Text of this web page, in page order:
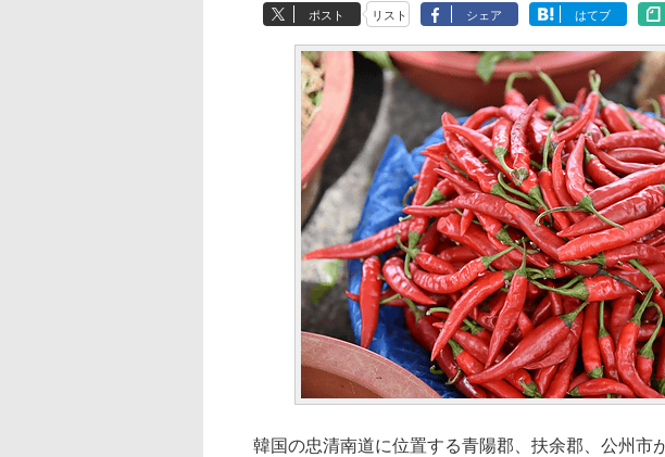
ポスト リスト シェア はてブ
韓国の忠清南道に位置する青陽郡、扶余郡、公州市